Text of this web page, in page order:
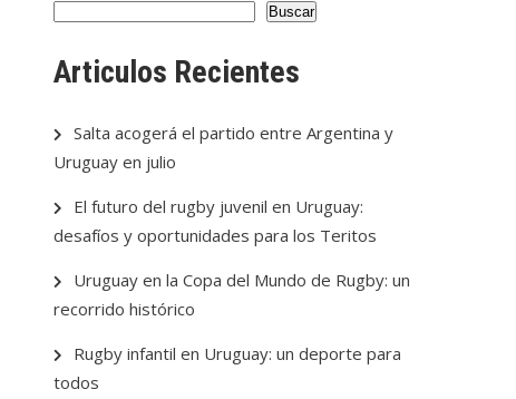
Buscar
Articulos Recientes
Salta acogerá el partido entre Argentina y
Uruguay en julio
El futuro del rugby juvenil en Uruguay:
desafíos y oportunidades para los Teritos
Uruguay en la Copa del Mundo de Rugby: un
recorrido histórico
Rugby infantil en Uruguay: un deporte para
todos